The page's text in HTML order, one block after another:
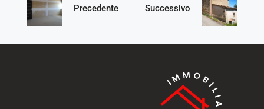
Precedente Successivo